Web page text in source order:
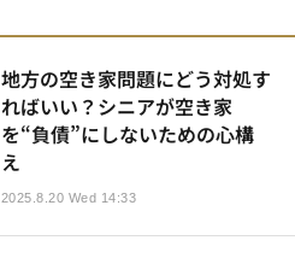
地方の空き家問題にどう対処す
ればいい？シニアが空き家
を“負債”にしないための心構
え
2025.8.20 Wed 14:33